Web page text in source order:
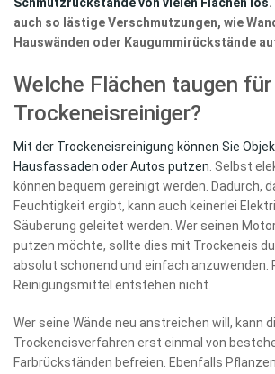
auch so lästige Verschmutzungen, wie
Hauswänden oder Kaugummirückstände
Welche Flächen taugen
Trockeneisreiniger?
Mit der Trockeneisreinigung können Sie
Hausfassaden oder Autos putzen . Selbst
können bequem gereinigt werden. Dadurch,
Feuchtigkeit ergibt, kann auch keinerlei
Säuberung geleitet werden. Wer seinen
putzen möchte, sollte dies mit Trockeneis
absolut schonend und einfach anzuwenden.
Reinigungsmittel entstehen nicht.
Wer seine Wände neu anstreichen will, kann
Trockeneisverfahren erst einmal von
Farbrückständen befreien. Ebenfalls